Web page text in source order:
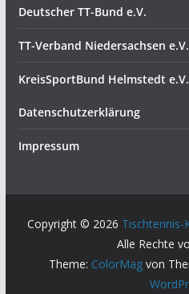
Deutscher TT-Bund e.V.
TT-Verband Niedersachsen e.V.
KreisSportBund Helmstedt e.V.
Datenschutzerklärung
Impressum
Copyright © 2026 Tischtennis-
Alle Rechte
Theme: ColorMag von